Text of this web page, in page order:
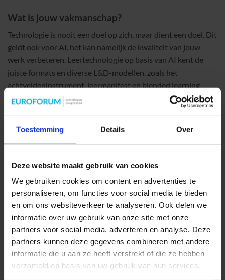
Toestemming Details Over
Deze website maakt gebruik van cookies
We gebruiken cookies om content en advertenties te
personaliseren, om functies voor social media te bieden
en om ons websiteverkeer te analyseren. Ook delen we
informatie over uw gebruik van onze site met onze
partners voor social media, adverteren en analyse. Deze
partners kunnen deze gegevens combineren met andere
informatie die u aan ze heeft verstrekt of die ze hebben
verzameld op basis van uw gebruik van hun services.
Wat is jouw vakmanschap?
Technologie is nooit een doel op zich, maar dient een doel. Dit
geldt ook voor AI, het kan namelijk de kwaliteit van jouw
werk verbeteren. Leertechnologie op basis van AI kent de
juiste formats en diverse L&D-modellen, zoals het
achtveldeninstrument, leermanifest en blended learning
wave, en jij kent de input. Hierdoor kan leertechnologie de
theoretische basis vormen en kritische vragen stellen. Jij hebt
AI op drie niveaus
AI ondersteunt L&D in jouw organisatie op drie niveaus:
AI helpt lerenden: binnen leerinterventies kunnen AI-
tools als Khanmigo vragen beantwoorden van lerenden
en uitleggen wat zij fout doen.
AI helpt L&D-professionals: leertechnologie op basis van